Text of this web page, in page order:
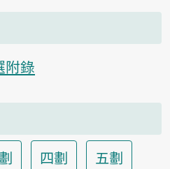
附錄
四劃
五劃